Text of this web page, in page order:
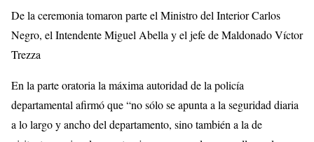
De la ceremonia tomaron parte el Ministro del Interior Carlos
Negro, el Intendente Miguel Abella y el jefe de Maldonado Víctor
Trezza
En la parte oratoria la máxima autoridad de la policía
departamental afirmó que “no sólo se apunta a la seguridad diaria
a lo largo y ancho del departamento, sino también a la de